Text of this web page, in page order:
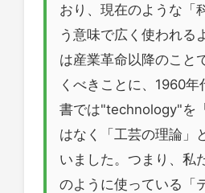
おり、現在のような「
う意味で広く使われる
は産業革命以降のこと
くべきことに、1960
書では"technology"を
はなく「工芸の理論」
いました。つまり、私
のように使っている「